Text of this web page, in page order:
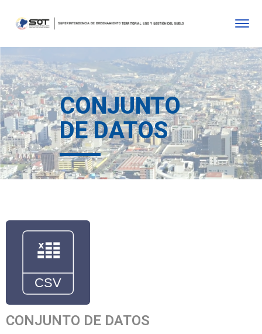
CONJUNTO
DE DATOS
CONJUNTO DE DATOS